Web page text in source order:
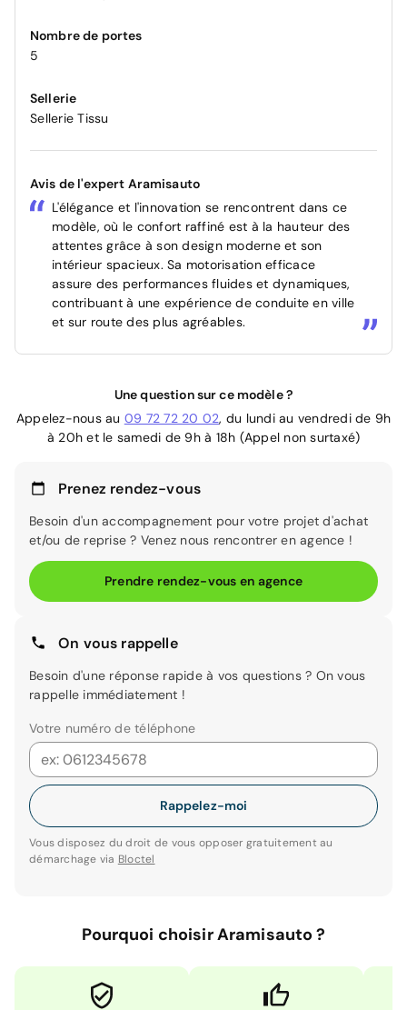
Nombre de portes
5
Sellerie
Sellerie Tissu
Avis de l'expert Aramisauto
L'élégance et l'innovation se rencontrent dans ce
modèle, où le confort raffiné est à la hauteur des
attentes grâce à son design moderne et son
intérieur spacieux. Sa motorisation efficace
assure des performances fluides et dynamiques,
contribuant à une expérience de conduite en ville
et sur route des plus agréables.
Une question sur ce modèle ?
Appelez-nous au 09 72 72 20 02, du lundi au vendredi de 9h
à 20h et le samedi de 9h à 18h (Appel non surtaxé)
Prenez rendez-vous
Besoin d'un accompagnement pour votre projet d'achat
et/ou de reprise ? Venez nous rencontrer en agence !
Prendre rendez-vous en agence
On vous rappelle
Besoin d'une réponse rapide à vos questions ? On vous
rappelle immédiatement !
Votre numéro de téléphone
Rappelez-moi
Vous disposez du droit de vous opposer gratuitement au
démarchage via Bloctel
Pourquoi choisir Aramisauto ?